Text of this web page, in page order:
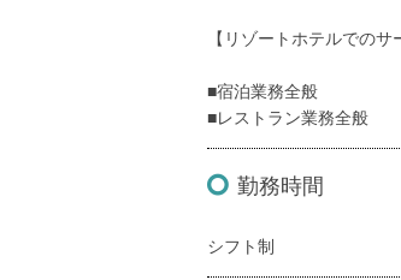
【リゾートホテルでのサ
■宿泊業務全般
■レストラン業務全般
勤務時間
シフト制